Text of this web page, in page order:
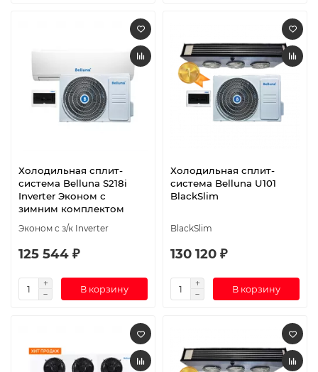
Холодильная сплит-
система Belluna S218i
Inverter Эконом с
зимним комплектом
Эконом с з/к Inverter
125 544 ₽
В корзину
Холодильная сплит-
система Belluna U101
BlackSlim
BlackSlim
130 120 ₽
В корзину